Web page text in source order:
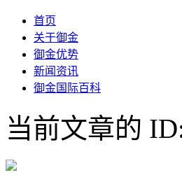
首页
关于御金
御金优势
新闻资讯
御金国际百科
当前文章的